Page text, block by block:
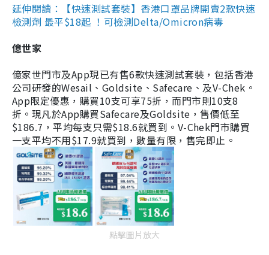
延伸閱讀：【快速測試套裝】香港口罩品牌開賣2款快速
檢測劑 最平$18起 ！可檢測Delta/Omicron病毒
億世家
億家世門市及App現已有售6款快速測試套裝，包括香港
公司研發的Wesail、Goldsite、Safecare、及V-Chek。
App限定優惠，購買10支可享75折，而門市則10支8
折。現凡於App購買Safecare及Goldsite，售價低至
$186.7，平均每支只需$18.6就買到。V-Chek門市購買
一支平均不用$17.9就買到，數量有限，售完即止。
點擊圖片放大